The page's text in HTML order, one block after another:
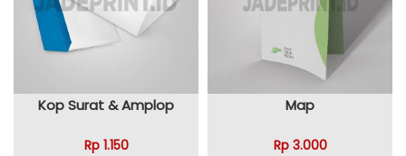
Kop Surat & Amplop
Rp 1.150
Map
Rp 3.000